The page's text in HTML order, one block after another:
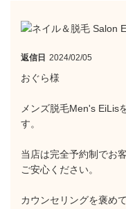
返信日 2024/02/05
おぐら様
メンズ脱毛Men's EiLis
す。
当店は完全予約制でお
ご安心ください。
カウンセリングを褒め